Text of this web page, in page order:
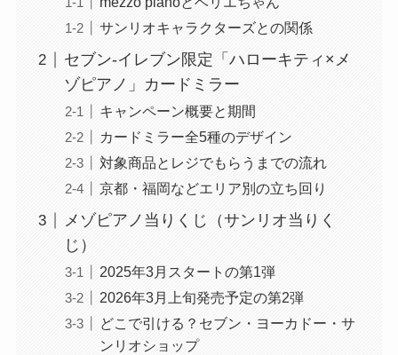
サンリオキャラクターズとの関係
セブン‐イレブン限定「ハローキティ×メ
ゾピアノ」カードミラー
キャンペーン概要と期間
カードミラー全5種のデザイン
対象商品とレジでもらうまでの流れ
京都・福岡などエリア別の立ち回り
メゾピアノ当りくじ（サンリオ当りく
じ）
2025年3月スタートの第1弾
2026年3月上旬発売予定の第2弾
どこで引ける？セブン・ヨーカドー・サ
ンリオショップ